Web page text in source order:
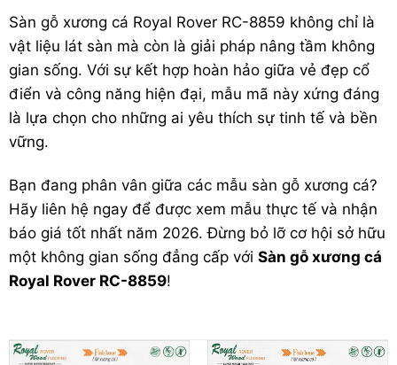
Sàn gỗ xương cá Royal Rover RC-8859 không chỉ là
vật liệu lát sàn mà còn là giải pháp nâng tầm không
gian sống. Với sự kết hợp hoàn hảo giữa vẻ đẹp cổ
điển và công năng hiện đại, mẫu mã này xứng đáng
là lựa chọn cho những ai yêu thích sự tinh tế và bền
vững.
Bạn đang phân vân giữa các mẫu sàn gỗ xương cá?
Hãy liên hệ ngay để được xem mẫu thực tế và nhận
báo giá tốt nhất năm 2026. Đừng bỏ lỡ cơ hội sở hữu
một không gian sống đẳng cấp với Sàn gỗ xương cá
Royal Rover RC-8859!